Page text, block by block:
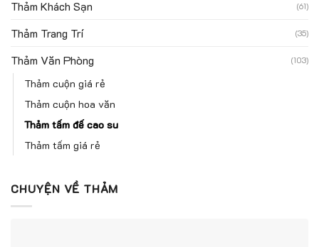
Thảm Khách Sạn (61)
Thảm Trang Trí (35)
Thảm Văn Phòng (103)
Thảm cuộn giá rẻ
Thảm cuộn hoa văn
Thảm tấm đế cao su
Thảm tấm giá rẻ
CHUYỆN VỀ THẢM